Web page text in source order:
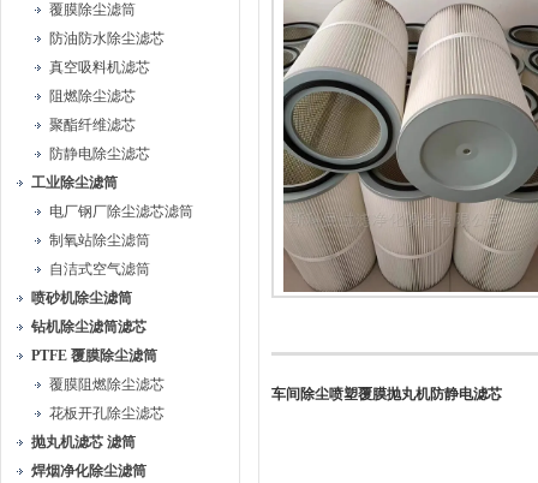
覆膜除尘滤筒
防油防水除尘滤芯
真空吸料机滤芯
阻燃除尘滤芯
聚酯纤维滤芯
防静电除尘滤芯
工业除尘滤筒
电厂钢厂除尘滤芯滤筒
制氧站除尘滤筒
自洁式空气滤筒
喷砂机除尘滤筒
钻机除尘滤筒滤芯
PTFE 覆膜除尘滤筒
覆膜阻燃除尘滤芯
花板开孔除尘滤芯
抛丸机滤芯 滤筒
焊烟净化除尘滤筒
车间除尘喷塑覆膜抛丸机防静电滤芯